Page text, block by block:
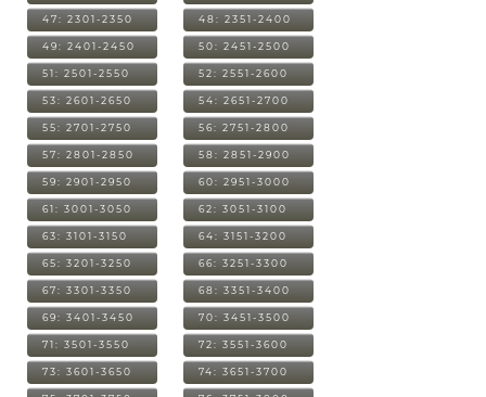
47: 2301-2350 48: 2351-2400
49: 2401-2450 50: 2451-2500
51: 2501-2550 52: 2551-2600
53: 2601-2650 54: 2651-2700
55: 2701-2750 56: 2751-2800
57: 2801-2850 58: 2851-2900
59: 2901-2950 60: 2951-3000
61: 3001-3050 62: 3051-3100
63: 3101-3150 64: 3151-3200
65: 3201-3250 66: 3251-3300
67: 3301-3350 68: 3351-3400
69: 3401-3450 70: 3451-3500
71: 3501-3550 72: 3551-3600
73: 3601-3650 74: 3651-3700